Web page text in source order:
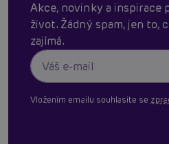
Akce, novinky a inspirace
život. Žádný spam, jen to,
zajímá.
Vložením emailu souhlasíte se